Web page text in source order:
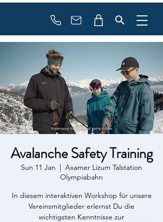
info@flowonsnow.at
Booking
Avalanche Safety Training
Sun 11 Jan
  |
Axamer Lizum Talstation
Olympiabahn
In diesem interaktiven Workshop für unsere
Vereinsmitglieder erlernst Du die
wichtigsten Kenntnisse zur